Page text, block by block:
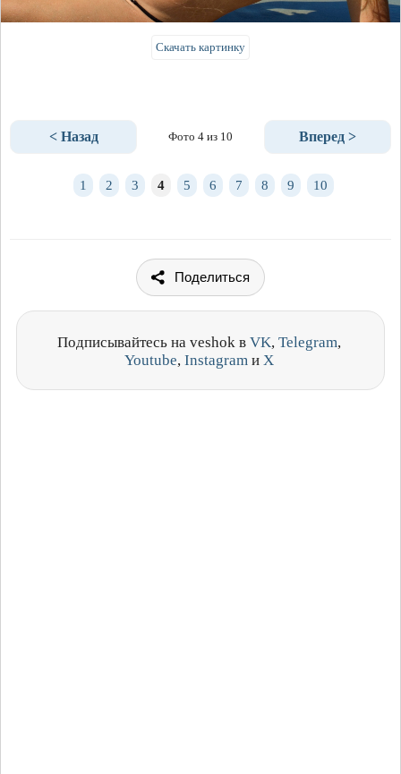
Скачать картинку
< Назад Фото 4 из 10 Вперед >
1 2 3 4 5 6 7 8 9 10
Поделиться
Подписывайтесь на veshok в VK, Telegram,
Youtube, Instagram и X